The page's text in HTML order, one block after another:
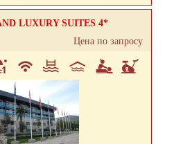
LUXURY SUITES 4*
Цена по запросу